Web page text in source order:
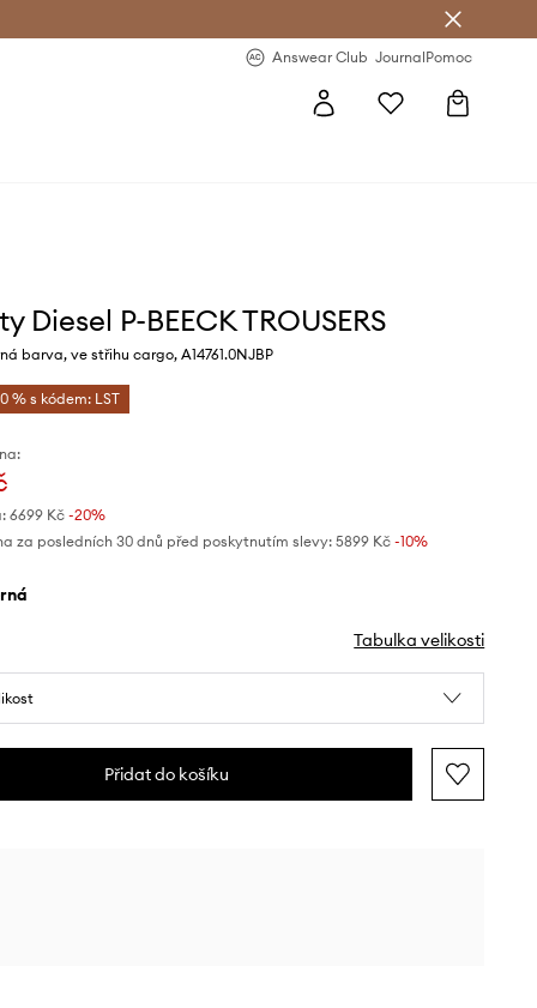
Answear Club JournalPomoc
Diesel P-BEECK TROUSERS
barva, ve střihu cargo, A14761.0NJBP
% s kódem: LST
6699 Kč-20%
za posledních 30 dnů před poskytnutím slevy: 5899 Kč -10%
Tabulka velikosti
Přidat do košíku